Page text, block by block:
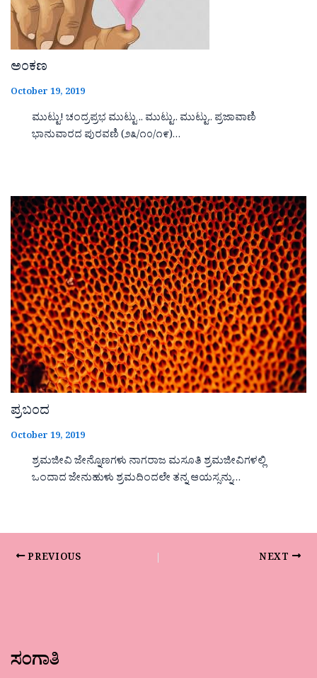
ಅಂಕಣ
October 19, 2019
ಮುಟ್ಟು! ಚಂದ್ರಪ್ರಭ ಮುಟ್ಟು .. ಮುಟ್ಟು.. ಮುಟ್ಟು.. ಪ್ರಜಾವಾಣಿ
ಭಾನುವಾರದ ಪುರವಣಿ (೨೩/೧೦/೧೯)…
ಪ್ರಬಂದ
October 19, 2019
ಶ್ರಮಜೀವಿ ಜೇನ್ನೊಣಗಳು ನಾಗರಾಜ ಮಸೂತಿ ಶ್ರಮಜೀವಿಗಳಲ್ಲಿ
ಒಂದಾದ ಜೇನುಹುಳು ಶ್ರಮದಿಂದಲೇ ತನ್ನ ಆಯಸ್ಸನ್ನು…
PREVIOUS NEXT
ಸಂಗಾತಿ